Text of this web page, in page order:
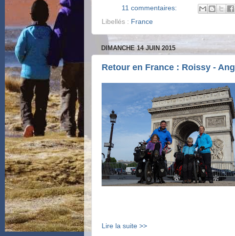
11 commentaires:
Libellés : France
DIMANCHE 14 JUIN 2015
Retour en France : Roissy -
Lire la suite >>